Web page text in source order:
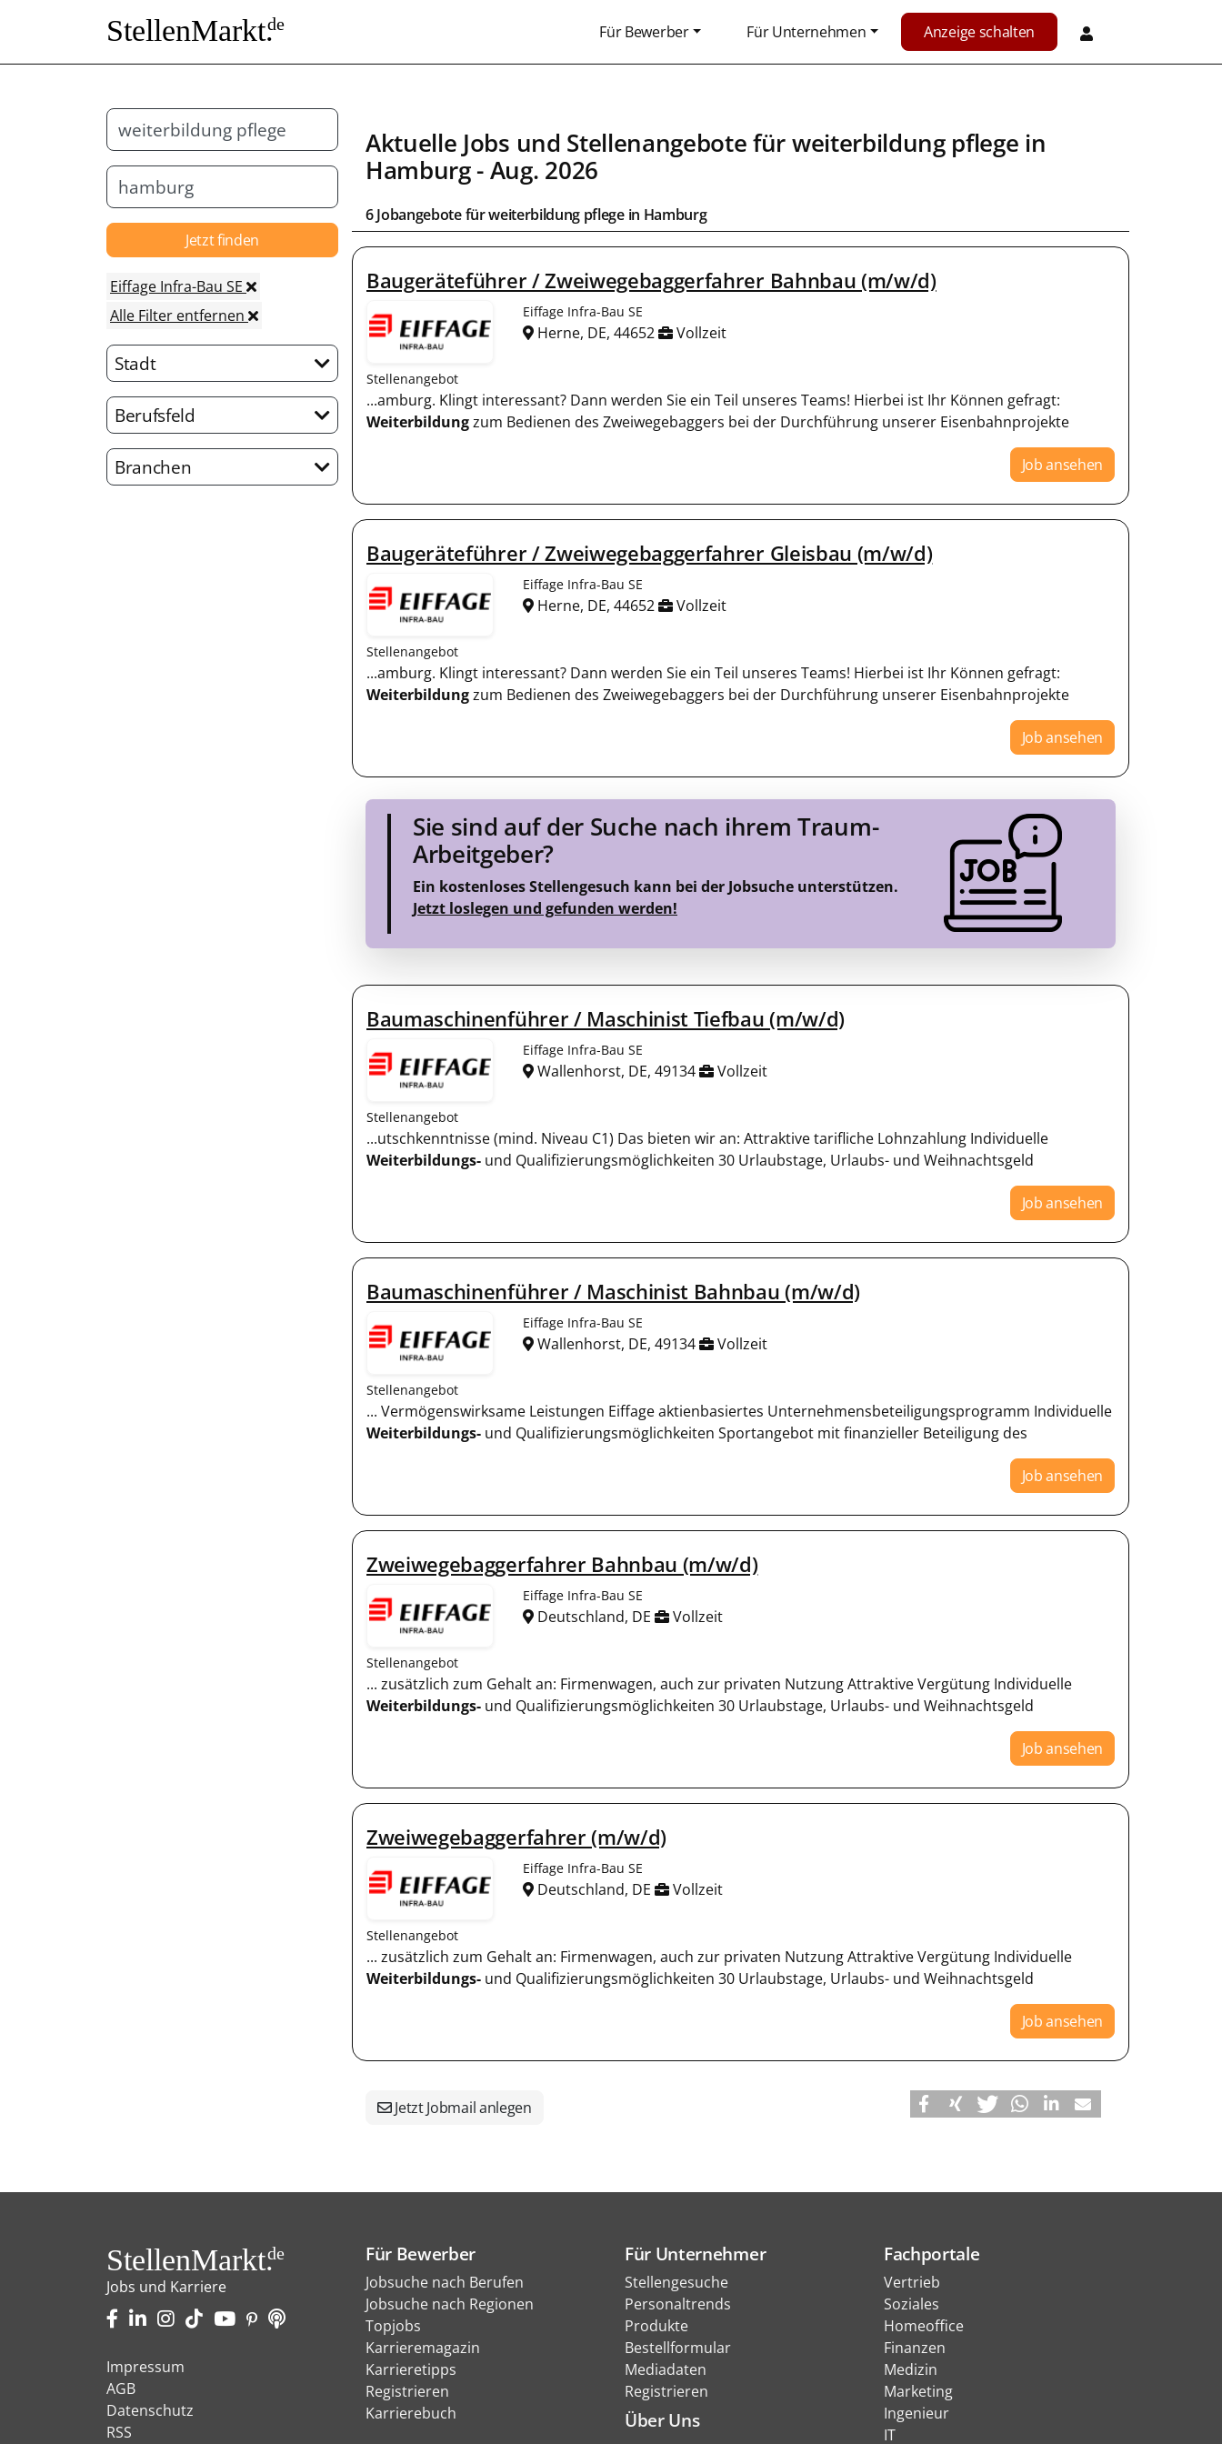
StellenMarkt.de Für Bewerber Für Unternehmen Anzeige schalten
Jetzt finden
Eiffage Infra-Bau SE
Alle Filter entfernen
Stadt
Berufsfeld
Branchen
Aktuelle Jobs und Stellenangebote für weiterbildung pflege in
Hamburg- Aug. 2026
6 Jobangebote für weiterbildung pflege in Hamburg
Baugeräteführer / Zweiwegebaggerfahrer Bahnbau (m/w/d)
Eiffage Infra-Bau SE
Herne, DE, 44652 Vollzeit
Stellenangebot
...amburg. Klingt interessant? Dann werden Sie ein Teil unseres Teams! Hierbei ist Ihr Können gefragt:
Weiterbildungzum Bedienen des Zweiwegebaggers bei der Durchführung unserer Eisenbahnprojekte
Job ansehen
Baugeräteführer / Zweiwegebaggerfahrer Gleisbau (m/w/d)
Eiffage Infra-Bau SE
Herne, DE, 44652 Vollzeit
Stellenangebot
...amburg. Klingt interessant? Dann werden Sie ein Teil unseres Teams! Hierbei ist Ihr Können gefragt:
Weiterbildungzum Bedienen des Zweiwegebaggers bei der Durchführung unserer Eisenbahnprojekte
Job ansehen
Sie sind auf der Suche nach ihrem Traum-
Arbeitgeber?
Ein kostenloses Stellengesuch kann bei der Jobsuche unterstützen.
Jetzt loslegen und gefunden werden!
Baumaschinenführer / Maschinist Tiefbau (m/w/d)
Eiffage Infra-Bau SE
Wallenhorst, DE, 49134 Vollzeit
Stellenangebot
...utschkenntnisse (mind. Niveau C1) Das bieten wir an: Attraktive tarifliche Lohnzahlung Individuelle
Weiterbildungs- und Qualifizierungsmöglichkeiten 30 Urlaubstage, Urlaubs- und Weihnachtsgeld
Job ansehen
Baumaschinenführer / Maschinist Bahnbau (m/w/d)
Eiffage Infra-Bau SE
Wallenhorst, DE, 49134 Vollzeit
Stellenangebot
... Vermögenswirksame Leistungen Eiffage aktienbasiertes Unternehmensbeteiligungsprogramm Individuelle
Weiterbildungs- und Qualifizierungsmöglichkeiten Sportangebot mit finanzieller Beteiligung des
Job ansehen
Zweiwegebaggerfahrer Bahnbau (m/w/d)
Eiffage Infra-Bau SE
Deutschland, DE Vollzeit
Stellenangebot
... zusätzlich zum Gehalt an: Firmenwagen, auch zur privaten Nutzung Attraktive Vergütung Individuelle
Weiterbildungs- und Qualifizierungsmöglichkeiten 30 Urlaubstage, Urlaubs- und Weihnachtsgeld
Job ansehen
Zweiwegebaggerfahrer (m/w/d)
Eiffage Infra-Bau SE
Deutschland, DE Vollzeit
Stellenangebot
... zusätzlich zum Gehalt an: Firmenwagen, auch zur privaten Nutzung Attraktive Vergütung Individuelle
Weiterbildungs- und Qualifizierungsmöglichkeiten 30 Urlaubstage, Urlaubs- und Weihnachtsgeld
Job ansehen
Jetzt Jobmail anlegen
StellenMarkt.de
Jobs und Karriere
Impressum
AGB
Datenschutz
RSS
Für Bewerber
Jobsuche nach Berufen
Jobsuche nach Regionen
Topjobs
Karrieremagazin
Karrieretipps
Registrieren
Karrierebuch
Für Unternehmer
Stellengesuche
Personaltrends
Produkte
Bestellformular
Mediadaten
Registrieren
Über Uns
Fachportale
Vertrieb
Soziales
Homeoffice
Finanzen
Medizin
Marketing
Ingenieur
IT